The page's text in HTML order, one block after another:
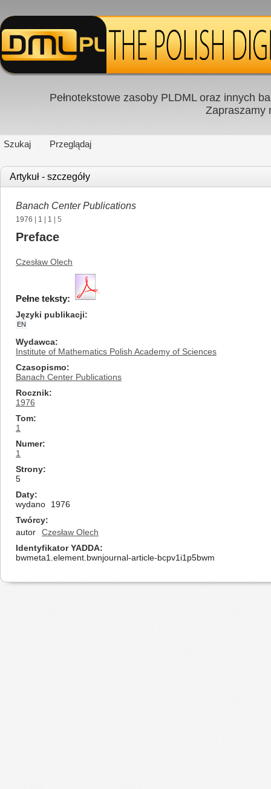
Pełnotekstowe zasoby PLDML oraz innych
Zapraszamy
Szukaj Przeglądaj
Artykuł - szczegóły
Banach Center Publications
1976 1 1 | 5
Preface
Czesław Olech
Pełne teksty:
Języki publikacji
EN
Wydawca
Institute of Mathematics Polish Academy of Sciences
Czasopismo
Banach Center Publications
Rocznik
1976
Tom
1
Numer
1
Strony
5
Daty
wydano
1976
Twórcy
autor
Czesław Olech
Identyfikator YADDA
bwmeta1.element.bwnjournal-article-bcpv1i1p5bwm